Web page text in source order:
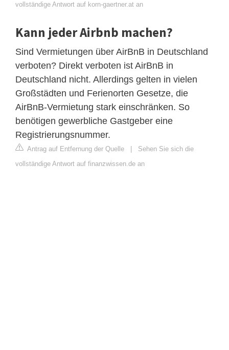
vollständige Antwort auf korn-gaertner.at an
Kann jeder Airbnb machen?
Sind Vermietungen über AirBnB in Deutschland
verboten? Direkt verboten ist AirBnB in
Deutschland nicht. Allerdings gelten in vielen
Großstädten und Ferienorten Gesetze, die
AirBnB-Vermietung stark einschränken. So
benötigen gewerbliche Gastgeber eine
Registrierungsnummer.
Antrag auf Entfernung der Quelle
Sehen Sie sich die
vollständige Antwort auf finanzwissen.de an